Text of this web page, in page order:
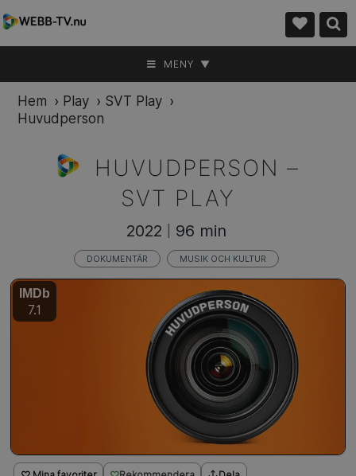
MENY ▼
Hem › Play › SVT Play ›
Huvudperson
HUVUDPERSON –
SVT PLAY
2022 96 min
DOKUMENTÄR MUSIK OCH KULTUR
IMDb
7.1